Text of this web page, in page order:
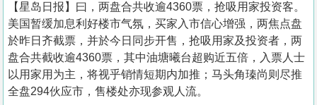
【星岛日报】曰，两盘合共收逾4360票，抢吸用家投资客。
美国暂缓加息利好楼市气氛，买家入市信心增强，两焦点盘
於昨日齐截票，并於今日同步开售，抢吸用家及投资者，两
盘合共截收逾4360票，其中油塘曦台超购近五倍，入票人士
以用家用为主，将视乎销情短期内加推；马头角瑧尚则尽推
全盘294伙应市，售楼处亦现参观人流。